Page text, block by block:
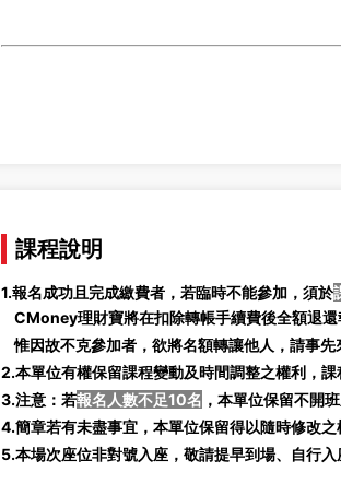
課程說明
1.報名成功且完成繳費者，若臨時不能參加，須於
CMoney理財寶將在扣除轉帳手續費後全額退還
惟因故不克參加者，欲將名額轉讓他人，請事
2.本單位有權保留課程變動及時間調整之權利，
3.注意：若報名人數不足10名 ，本單位保留不開
4.簡章若有未盡事宜，本單位保留得以隨時修改之
5.本場次座位非對號入座，敬請提早到場、自行入